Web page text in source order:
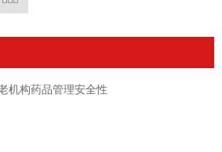
机构药品管理安全性